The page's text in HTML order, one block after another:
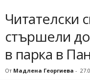
Читателски
стършели
в парка в
От Мадлена Георгиева -